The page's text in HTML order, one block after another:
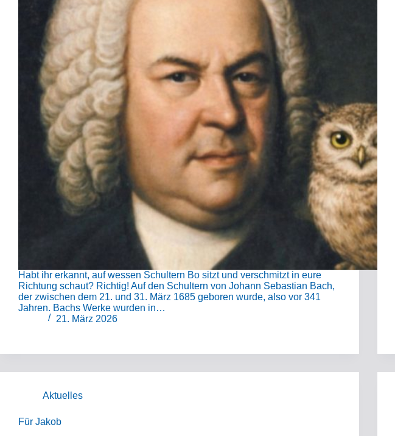
Habt ihr erkannt, auf wessen Schultern Bo sitzt und verschmitzt in eure
Richtung schaut? Richtig! Auf den Schultern von Johann Sebastian Bach,
der zwischen dem 21. und 31. März 1685 geboren wurde, also vor 341
Jahren. Bachs Werke wurden in…
21. März 2026
Aktuelles
Für Jakob